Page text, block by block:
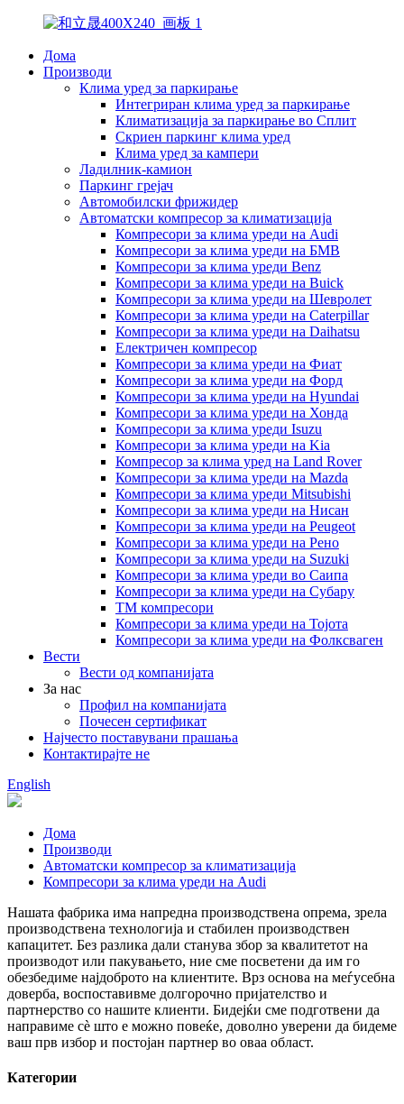
Дома
Производи
Клима уред за паркирање
Интегриран клима уред за паркирање
Климатизација за паркирање во Сплит
Скриен паркинг клима уред
Клима уред за кампери
Ладилник-камион
Паркинг грејач
Автомобилски фрижидер
Автоматски компресор за климатизација
Компресори за клима уреди на Audi
Компресори за клима уреди на БМВ
Компресори за клима уреди Benz
Компресори за клима уреди на Buick
Компресори за клима уреди на Шевролет
Компресори за клима уреди на Caterpillar
Компресори за клима уреди на Daihatsu
Електричен компресор
Компресори за клима уреди на Фиат
Компресори за клима уреди на Форд
Компресори за клима уреди на Hyundai
Компресори за клима уреди на Хонда
Компресори за клима уреди Isuzu
Компресори за клима уреди на Kia
Компресор за клима уред на Land Rover
Компресори за клима уреди на Mazda
Компресори за клима уреди Mitsubishi
Компресори за клима уреди на Нисан
Компресори за клима уреди на Peugeot
Компресори за клима уреди на Рено
Компресори за клима уреди на Suzuki
Компресори за клима уреди во Саипа
Компресори за клима уреди на Субару
ТМ компресори
Компресори за клима уреди на Тојота
Компресори за клима уреди на Фолксваген
Вести
Вести од компанијата
За нас
Профил на компанијата
Почесен сертификат
Најчесто поставувани прашања
Контактирајте не
English
Дома
Производи
Автоматски компресор за климатизација
Компресори за клима уреди на Audi
Нашата фабрика има напредна производствена опрема, зрела
производствена технологија и стабилен производствен
капацитет. Без разлика дали станува збор за квалитетот на
производот или пакувањето, ние сме посветени да им го
обезбедиме најдоброто на клиентите. Врз основа на меѓусебна
доверба, воспоставивме долгорочно пријателство и
партнерство со нашите клиенти. Бидејќи сме подготвени да
направиме сè што е можно повеќе, доволно уверени да бидеме
ваш прв избор и постојан партнер во оваа област.
Категории